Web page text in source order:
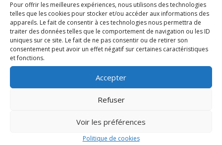
Pour offrir les meilleures expériences, nous utilisons des technologies
telles que les cookies pour stocker et/ou accéder aux informations des
appareils. Le fait de consentir à ces technologies nous permettra de
traiter des données telles que le comportement de navigation ou les ID
uniques sur ce site. Le fait de ne pas consentir ou de retirer son
consentement peut avoir un effet négatif sur certaines caractéristiques
et fonctions.
Accepter
Refuser
Voir les préférences
Politique de cookies
Nadeshicon 2017
Nadeshicon 2017
Nadeshicon 2018
Nadeshicon 2018
Nadeshicon 2019